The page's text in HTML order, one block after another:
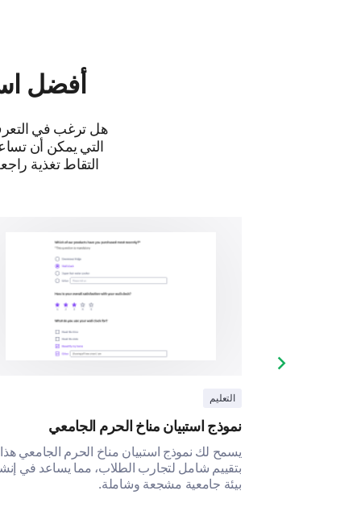
أفضل
هل ترغب في
التي يمكن أن
التقاط تغذية
التعليم
نموذج استبيان مناخ الحرم الجامعي
يسمح لك نموذج استبيان مناخ الحرم الجامعي هذا
بتقييم شامل لتجارب الطلاب، مما يساعد في
بيئة جامعية مشجعة وشاملة.
Next slide